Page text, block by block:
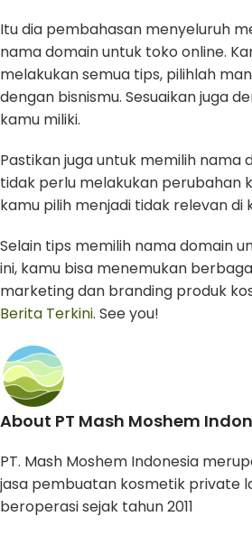
Itu dia pembahasan menyeluruh
nama domain untuk toko online.
melakukan semua tips, pilihlah
dengan bisnismu. Sesuaikan juga
kamu miliki.
Pastikan juga untuk memilih
tidak perlu melakukan perubahan
kamu pilih menjadi tidak relevan di
Selain tips memilih nama domain
ini, kamu bisa menemukan
marketing dan branding produk
Berita Terkini. See you!
About PT Mash Moshem
PT. Mash Moshem Indonesia
jasa pembuatan kosmetik private
beroperasi sejak tahun 2011